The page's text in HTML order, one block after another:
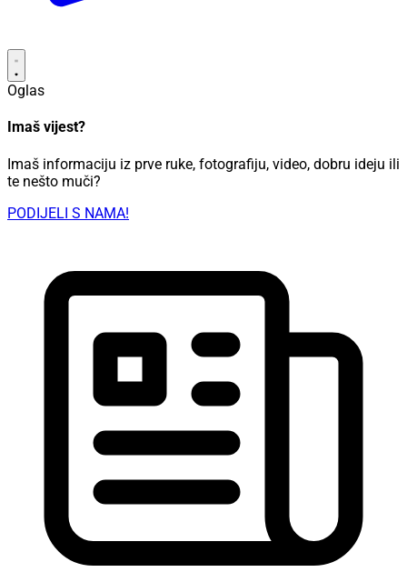
Oglas
Imaš vijest?
Imaš informaciju iz prve ruke, fotografiju, video, dobru ideju ili
te nešto muči?
PODIJELI S NAMA!